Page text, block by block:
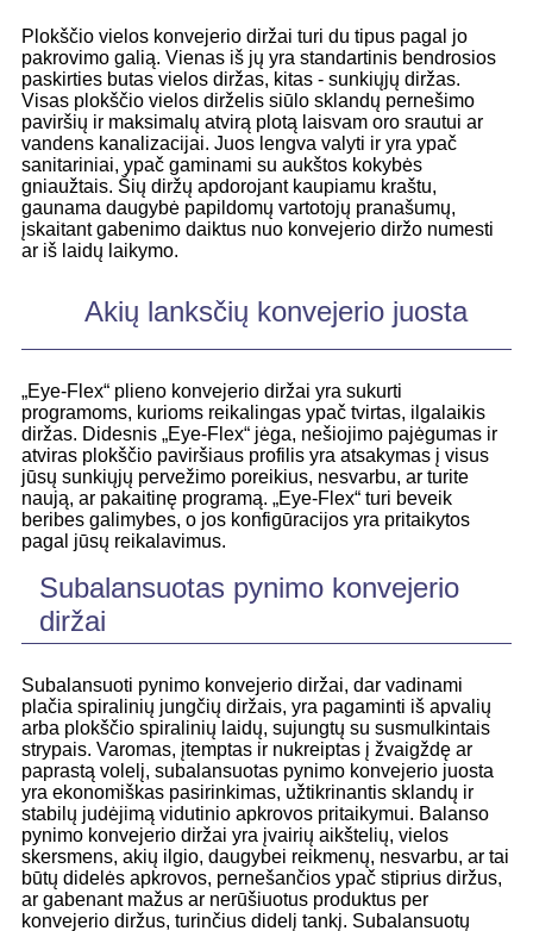
Plokščio vielos konvejerio diržai turi du tipus pagal jo
pakrovimo galią. Vienas iš jų yra standartinis bendrosios
paskirties butas vielos diržas, kitas - sunkiųjų diržas.
Visas plokščio vielos dirželis siūlo sklandų pernešimo
paviršių ir maksimalų atvirą plotą laisvam oro srautui ar
vandens kanalizacijai. Juos lengva valyti ir yra ypač
sanitariniai, ypač gaminami su aukštos kokybės
gniaužtais. Šių diržų apdorojant kaupiamu kraštu,
gaunama daugybė papildomų vartotojų pranašumų,
įskaitant gabenimo daiktus nuo konvejerio diržo numesti
ar iš laidų laikymo.
Akių lanksčių konvejerio juosta
„Eye-Flex“ plieno konvejerio diržai yra sukurti
programoms, kurioms reikalingas ypač tvirtas, ilgalaikis
diržas. Didesnis „Eye-Flex“ jėga, nešiojimo pajėgumas ir
atviras plokščio paviršiaus profilis yra atsakymas į visus
jūsų sunkiųjų pervežimo poreikius, nesvarbu, ar turite
naują, ar pakaitinę programą. „Eye-Flex“ turi beveik
beribes galimybes, o jos konfigūracijos yra pritaikytos
pagal jūsų reikalavimus.
Subalansuotas pynimo konvejerio
diržai
Subalansuoti pynimo konvejerio diržai, dar vadinami
plačia spiralinių jungčių diržais, yra pagaminti iš apvalių
arba plokščio spiralinių laidų, sujungtų su susmulkintais
strypais. Varomas, įtemptas ir nukreiptas į žvaigždę ar
paprastą volelį, subalansuotas pynimo konvejerio juosta
yra ekonomiškas pasirinkimas, užtikrinantis sklandų ir
stabilų judėjimą vidutinio apkrovos pritaikymui. Balanso
pynimo konvejerio diržai yra įvairių aikštelių, vielos
skersmens, akių ilgio, daugybei reikmenų, nesvarbu, ar tai
būtų didelės apkrovos, pernešančios ypač stiprius diržus,
ar gabenant mažus ar nerūšiuotus produktus per
konvejerio diržus, turinčius didelį tankį. Subalansuotų